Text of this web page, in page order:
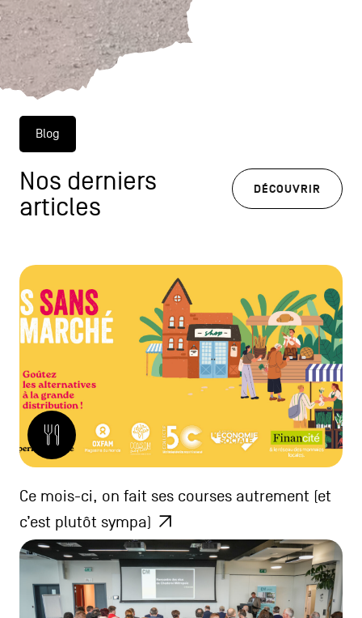
Blog
Nos derniers
articles
DÉCOUVRIR
Ce mois-ci, on fait ses courses autrement (et
c’est plutôt sympa)